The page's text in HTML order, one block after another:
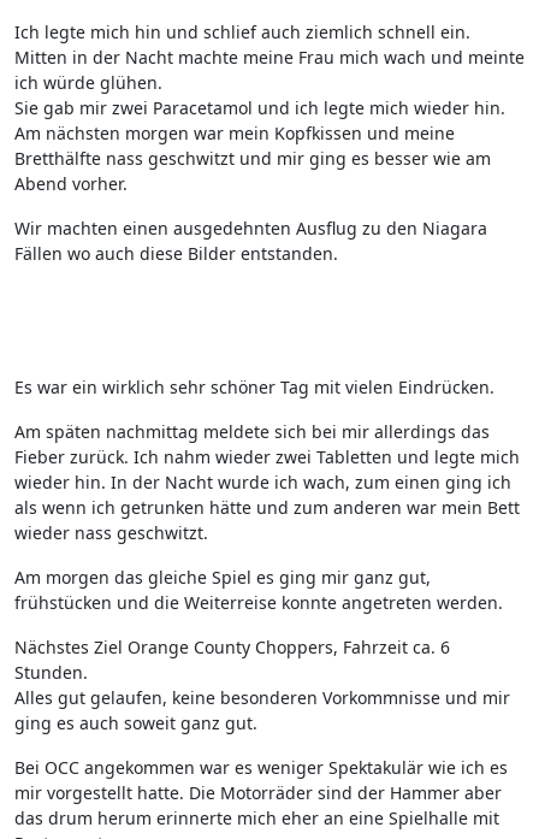
Ich legte mich hin und schlief auch ziemlich schnell ein.
Mitten in der Nacht machte meine Frau mich wach und meinte
ich würde glühen.
Sie gab mir zwei Paracetamol und ich legte mich wieder hin.
Am nächsten morgen war mein Kopfkissen und meine
Bretthälfte nass geschwitzt und mir ging es besser wie am
Abend vorher.
Wir machten einen ausgedehnten Ausflug zu den Niagara
Fällen wo auch diese Bilder entstanden.
Es war ein wirklich sehr schöner Tag mit vielen Eindrücken.
Am späten nachmittag meldete sich bei mir allerdings das
Fieber zurück. Ich nahm wieder zwei Tabletten und legte mich
wieder hin. In der Nacht wurde ich wach, zum einen ging ich
als wenn ich getrunken hätte und zum anderen war mein Bett
wieder nass geschwitzt.
Am morgen das gleiche Spiel es ging mir ganz gut,
frühstücken und die Weiterreise konnte angetreten werden.
Nächstes Ziel Orange County Choppers, Fahrzeit ca. 6
Stunden.
Alles gut gelaufen, keine besonderen Vorkommnisse und mir
ging es auch soweit ganz gut.
Bei OCC angekommen war es weniger Spektakulär wie ich es
mir vorgestellt hatte. Die Motorräder sind der Hammer aber
das drum herum erinnerte mich eher an eine Spielhalle mit